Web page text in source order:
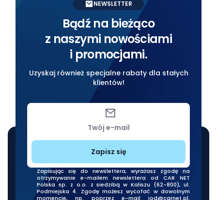
NEWSLETTER
Bądź na bieżąco
z naszymi nowościami
i promocjami.
Uzyskaj również specjalne rabaty dla stałych
klientów!
Twój e-mail
Zapisz się
Zapisując się do newslettera, wyrażasz zgodę na
otrzymywanie e-mailem newslettera od CAR NET
Polska sp. z o.o. z siedzibą w Kaliszu (62-800), ul.
Podmiejska 4. Zgodę możesz wycofać w dowolnym
momencie, np. poprzez e-mail iod@carnet.pl.